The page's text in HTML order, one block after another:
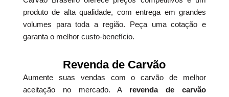
produto de alta qualidade, com entrega em grandes
volumes para toda a região. Peça uma cotação e
garanta o melhor custo-benefício.
Revenda de Carvão
Aumente suas vendas com o carvão de melhor
aceitação no mercado. A revenda de carvão